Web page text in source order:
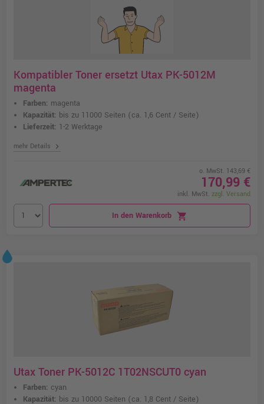
Kompatibler Toner ersetzt Utax PK-5012M
magenta
Farben: magenta
Kapazität: bis zu 11000 Seiten (ca. 1,6 Cent / Seite)
Lieferzeit: 1-2 Werktage
mehr Details chevron_right
o. MwSt. 143,69 €
170,99 €
inkl. MwSt. zzgl. Versand
In den Warenkorb shopping_cart
Utax Toner PK-5012C 1T02NSCUT0 cyan
Farben: cyan
Kapazität: bis zu 10000 Seiten (ca. 1,8 Cent / Seite)